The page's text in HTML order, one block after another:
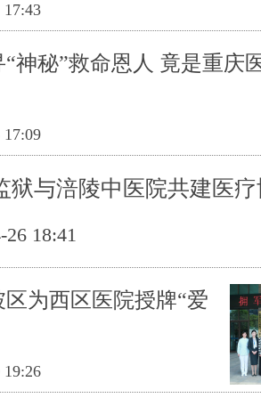
神秘”救命恩人 竟是重庆
狱与涪陵中医院共建医
18:41
为西区医院授牌“爱